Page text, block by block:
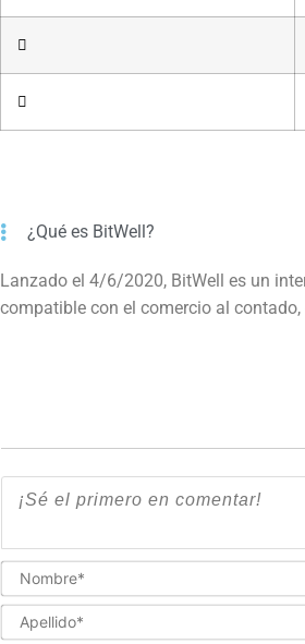
¿Qué es BitWell?
Lanzado el 4/6/2020, BitWell es un
compatible con el comercio al